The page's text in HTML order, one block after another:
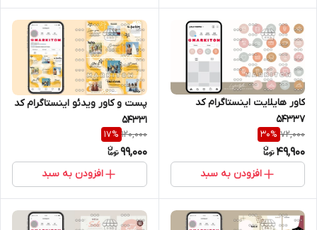
کاور هایلایت اینستاگرام کد
54337
72,000
30%
49,900
افزودن به سبد
پست و کاور ویدئو اینستاگرام کد
54331
120,000
17%
99,000
افزودن به سبد